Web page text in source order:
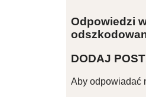
Odpowiedzi
DODAJ
Aby odpowiadać